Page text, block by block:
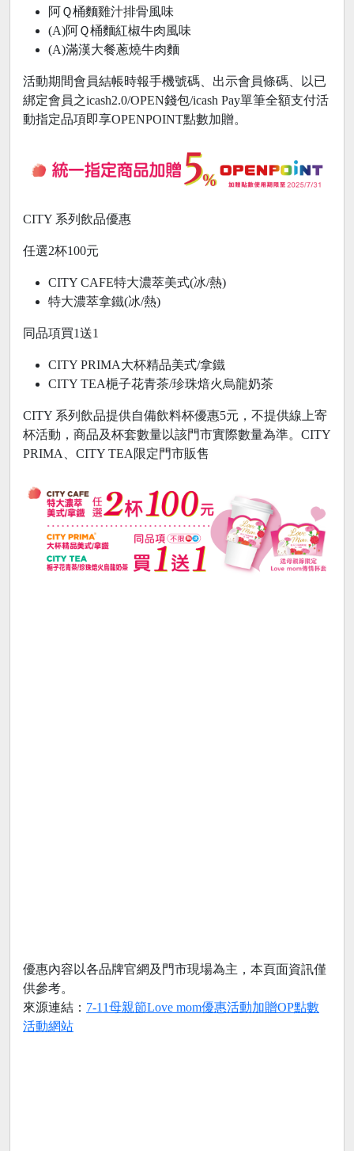
阿Ｑ桶麵雞汁排骨風味
(A)阿Ｑ桶麵紅椒牛肉風味
(A)滿漢大餐蔥燒牛肉麵
活動期間會員結帳時報手機號碼、出示會員條碼、以已
綁定會員之icash2.0/OPEN錢包/icash Pay單筆全額支付活
動指定品項即享OPENPOINT點數加贈。
CITY 系列飲品優惠
任選2杯100元
CITY CAFE特大濃萃美式(冰/熱)
特大濃萃拿鐵(冰/熱)
同品項買1送1
CITY PRIMA大杯精品美式/拿鐵
CITY TEA梔子花青茶/珍珠焙火烏龍奶茶
CITY 系列飲品提供自備飲料杯優惠5元，不提供線上寄
杯活動，商品及杯套數量以該門市實際數量為準。CITY
PRIMA、CITY TEA限定門市販售
優惠內容以各品牌官網及門市現場為主，本頁面資訊僅
供參考。
來源連結： 7-11母親節Love mom優惠活動加贈OP點數
活動網站